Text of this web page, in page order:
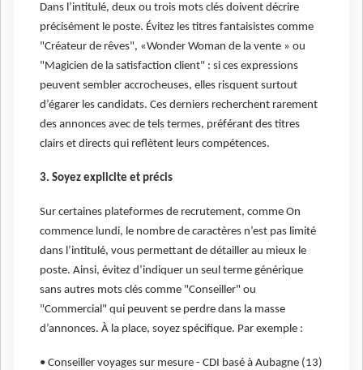
Dans l’intitulé, deux ou trois mots clés doivent décrire
précisément le poste. Évitez les titres fantaisistes comme
"Créateur de rêves", «Wonder Woman de la vente » ou
"Magicien de la satisfaction client" : si ces expressions
peuvent sembler accrocheuses, elles risquent surtout
d’égarer les candidats. Ces derniers recherchent rarement
des annonces avec de tels termes, préférant des titres
clairs et directs qui reflètent leurs compétences.
3. Soyez explicite et précis
Sur certaines plateformes de recrutement, comme On
commence lundi, le nombre de caractères n’est pas limité
dans l’intitulé, vous permettant de détailler au mieux le
poste. Ainsi, évitez d’indiquer un seul terme générique
sans autres mots clés comme "Conseiller" ou
"Commercial" qui peuvent se perdre dans la masse
d’annonces. À la place, soyez spécifique. Par exemple :
• Conseiller voyages sur mesure - CDI basé à Aubagne (13)